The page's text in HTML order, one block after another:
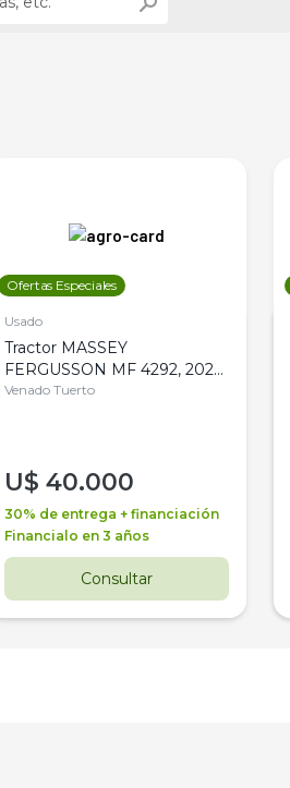
Ofertas Especiales
Usado
Tractor MASSEY
FERGUSSON MF 4292, 2020,
4WD, PATON
Venado Tuerto
U$ 40.000
30% de entrega + financiación
Financialo en 3 años
Consultar